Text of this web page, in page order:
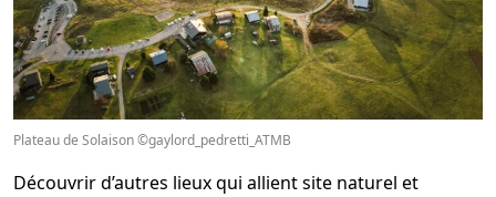
Plateau de Solaison ©gaylord_pedretti_ATMB
Découvrir d’autres lieux qui allient site naturel et